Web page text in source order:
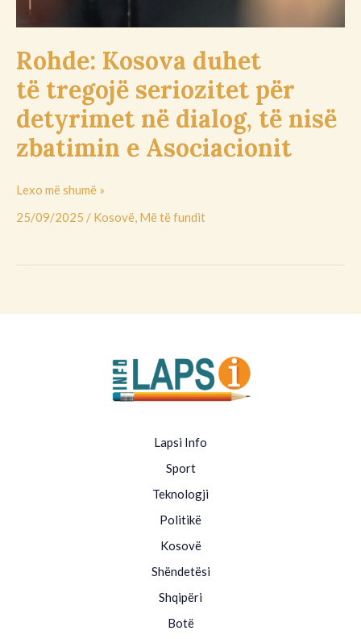
Rohde: Kosova duhet
të tregojë seriozitet për
detyrimet në dialog, të nisë
zbatimin e Asociacionit
Lexo më shumë »
25/09/2025 / Kosovë, Më të fundit
Lapsi Info
Sport
Teknologji
Politikë
Kosovë
Shëndetësi
Shqipëri
Botë